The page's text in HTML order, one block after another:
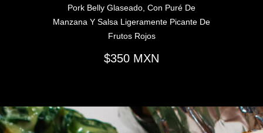
Pork Belly Glaseado, Con Puré De
Manzana Y Salsa Ligeramente Picante De
Frutos Rojos
350